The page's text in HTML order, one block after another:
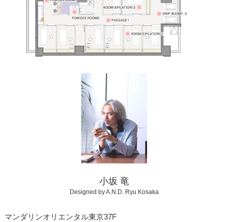
小坂 竜
Designed by A.N.D. Ryu Kosaka
マンダリンオリエンタル東京37F